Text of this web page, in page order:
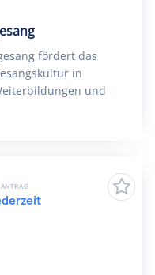
fördert das
in
und
ANTRAG